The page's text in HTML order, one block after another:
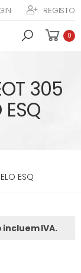
REGISTO
0
305
ESQ
IVA.